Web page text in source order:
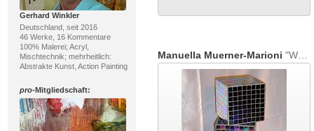
Gerhard Winkler
Deutschland, seit 2016
46 Werke, 16 Kommentare
100% Malerei; Acryl,
Mischtechnik; mehrheitlich:
Abstrakte Kunst, Action Painting
pro-Mitgliedschaft:
Manuella Muerner-Marioni "Würfel"